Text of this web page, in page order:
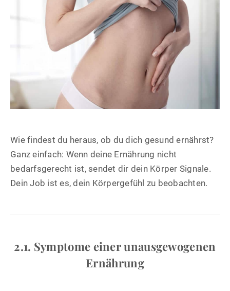
Wie findest du heraus, ob du dich gesund ernährst?
Ganz einfach: Wenn deine Ernährung nicht
bedarfsgerecht ist, sendet dir dein Körper Signale.
Dein Job ist es, dein Körpergefühl zu beobachten.
2.1. Symptome einer unausgewogenen
Ernährung